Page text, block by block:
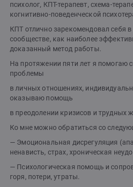
психолог, КПТ-терапевт, схема-
когнитивно-поведенческой
КПТ отлично зарекомендовал себя
сообществе, как наиболее
доказанный метод работы.
На протяжении пяти лет я помогаю
проблемы
в личных отношениях,
оказываю помощь
в преодолении кризисов и трудных
Ко мне можно обратиться со
— Эмоциональная дисрегуляция
ненависть, страх, хроническая
— Психологическая помощь и
горя, потери, утраты.